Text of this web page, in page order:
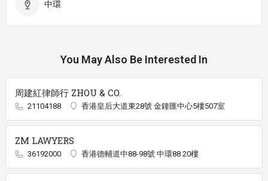
中環
You May Also Be Interested In
周建紅律師行 ZHOU & CO.
21104188 香港皇后大道東28號 金鐘匯中心5樓507室
ZM LAWYERS
36192000 香港德輔道中88-98號 中環88 20樓